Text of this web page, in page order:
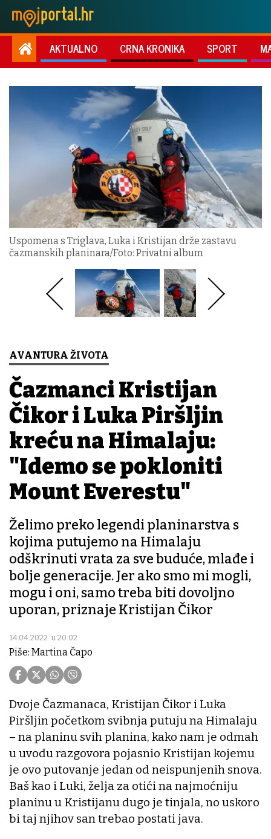
AKTUALNO CRNA KRONIKA SPORT
Uspomena s Triglava, Luka i Kristijan drže zastavu
čazmanskih planinara/Foto: Privatni album
AVANTURA ŽIVOTA
Čazmanci Kristijan
Čikor i Luka Piršljin
kreću na Himalaju:
"Idemo se pokloniti
Mount Everestu"
Želimo preko legendi planinarstva s
kojima putujemo na Himalaju
odškrinuti vrata za sve buduće, mlađe i
bolje generacije. Jer ako smo mi mogli,
mogu i oni, samo treba biti dovoljno
uporan, priznaje Kristijan Čikor
14.04.2022. u 20:02
Piše: Martina Čapo
Dvoje Čazmanaca, Kristijan Čikor i Luka
Piršljin početkom svibnja putuju na Himalaju
– na planinu svih planina, kako nam je odmah
u uvodu razgovora pojasnio Kristijan kojemu
je ovo putovanje jedan od neispunjenih snova.
Baš kao i Luki, želja za otići na najmoćniju
planinu u Kristijanu dugo je tinjala, no uskoro
bi taj njihov san trebao postati java.